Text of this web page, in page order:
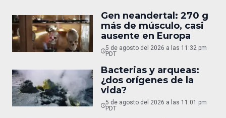
Gen neandertal: 270 g
más de músculo, casi
ausente en Europa
5 de agosto del 2026 a las 11:32 pm
PDT
Bacterias y arqueas:
¿dos orígenes de la
vida?
5 de agosto del 2026 a las 11:01 pm
PDT